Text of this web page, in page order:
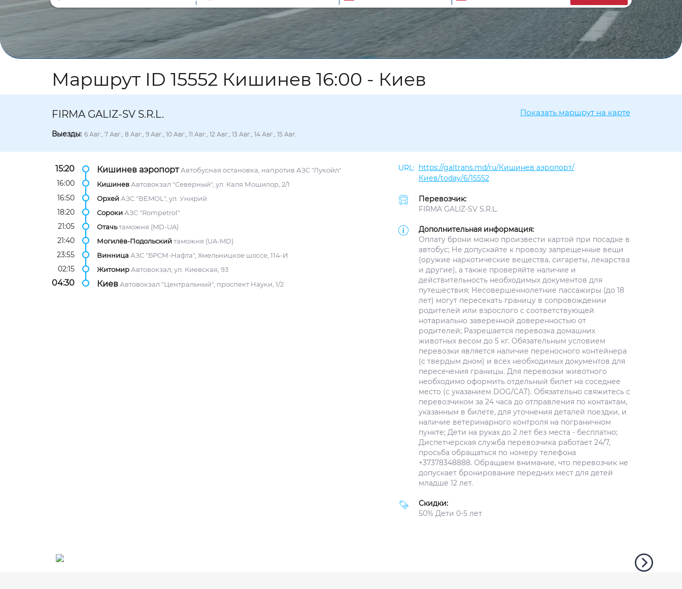
Маршрут ID 15552 Кишинев 16:00 - Киев
FIRMA GALIZ-SV S.R.L.
Выезды: 6 Авг., 7 Авг., 8 Авг., 9 Авг., 10 Авг., 11 Авг., 12 Авг., 13 Авг., 14 Авг., 15 Авг.
Показать маршрут на карте
15:20 Кишинев аэропорт Автобусная остановка, напротив АЗС "Лукойл"
16:00 Кишинев Автовокзал "Северный", ул. Каля Мошилор, 2/1
16:50 Орхей АЗС "BEMOL", ул. Унирий
18:20 Сороки АЗС "Rompetrol"
21:05 Отачьтаможня (MD-UA)
21:40 Могилёв-Подольскийтаможня (UA-MD)
23:55 Винница АЗС "БРСМ-Нафта", Хмельницкое шоссе, 114-И
02:15 Житомир Автовокзал, ул. Киевская, 93
04:30 Киев Автовокзал "Центральный", проспект Науки, 1/2
https://galtrans.md/ru/Кишинев аэропорт/
Киев/today/6/15552
Перевозчик:
FIRMA GALIZ-SV S.R.L.
Дополнительная информация:
Оплату брони можно произвести картой при посадке в
автобус; Не допускайте к провозу запрещенные вещи
(оружие наркотические вещества, сигареты, лекарства
и другие), а также проверяйте наличие и
действительность необходимых документов для
путешествия; Несовершеннолетние пассажиры (до 18
лет) могут пересекать границу в сопровождении
родителей или взрослого с соответствующей
нотариально заверенной доверенностью от
родителей; Разрешается перевозка домашних
животных весом до 5 кг. Обязательным условием
перевозки является наличие переносного контейнера
(с твердым дном) и всех необходимых документов для
пересечения границы. Для перевозки животного
необходимо оформить отдельный билет на соседнее
место (с указанием DOG/CAT). Обязательно свяжитесь с
перевозчиком за 24 часа до отправления по контактам,
указанным в билете, для уточнения деталей поездки, и
наличие ветеринарного контроля на пограничном
пункте; Дети на руках до 2 лет без места - бесплатно;
Диспетчерская служба перевозчика работает 24/7,
просьба обращаться по номеру телефона
+37378348888. Обращаем внимание, что перевозчик не
допускает бронирование передних мест для детей
младше 12 лет.
Скидки:
50% Дети 0-5 лет